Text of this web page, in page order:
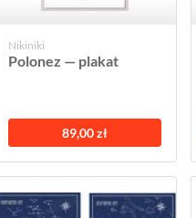
Nikiniki
Polonez — plakat
89,00 zł